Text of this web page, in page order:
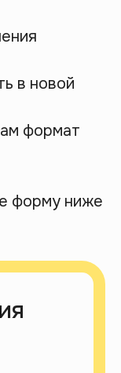
в новой
формат
форму ниже